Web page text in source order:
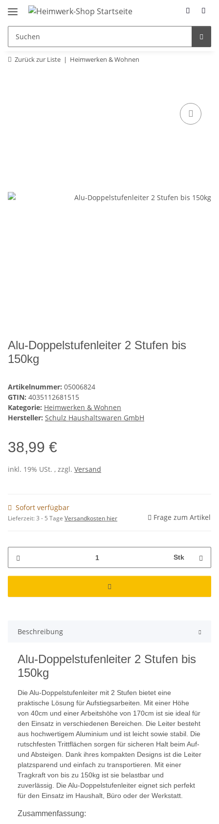
Zurück zur Liste Heimwerken & Wohnen
Alu-Doppelstufenleiter 2 Stufen bis
150kg
Artikelnummer: 05006824
GTIN: 4035112681515
Kategorie: Heimwerken & Wohnen
Hersteller: Schulz Haushaltswaren GmbH
38,99 €
inkl. 19% USt. , zzgl. Versand
Sofort verfügbar
Lieferzeit:3 - 5 Tage Versandkosten hier Frage zum Artikel
Stk
Beschreibung
Alu-Doppelstufenleiter 2 Stufen bis
150kg
Die Alu-Doppelstufenleiter mit 2 Stufen bietet eine
praktische Lösung für Aufstiegsarbeiten. Mit einer Höhe
von 40cm und einer Arbeitshöhe von 170cm ist sie ideal für
den Einsatz in verschiedenen Bereichen. Die Leiter besteht
aus hochwertigem Aluminium und ist leicht sowie stabil. Die
rutschfesten Trittflächen sorgen für sicheren Halt beim Auf-
und Absteigen. Dank ihres kompakten Designs ist die Leiter
platzsparend und einfach zu transportieren. Mit einer
Tragkraft von bis zu 150kg ist sie belastbar und
zuverlässig. Die Alu-Doppelstufenleiter eignet sich perfekt
für den Einsatz im Haushalt, Büro oder der Werkstatt.
Zusammenfassung: